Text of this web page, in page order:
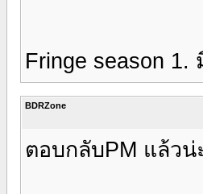
Fringe season 1.
BDRZone
ตอบกลับPM แล้วน่